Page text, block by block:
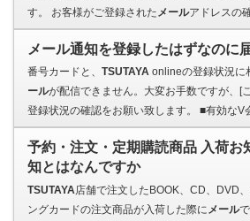
す。 お客様がご登録されたメールアドレスの
メール通知を登録したはずなのに
番号カードと、 TSUTAYA onlineの登録状況に
ールが配信できません。大変お手数ですが、[
登録状況の確認をお願い致します。 ■有効なV
予約・注文・定期購読商品 入荷お
知とはなんですか
TSUTAYA 店舗で注文したBOOK、CD、DVD
ングカードの注文商品が入荷した際に メール